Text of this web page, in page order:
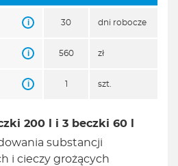
i 30 dni robocze
i 560 zł
i szt.
200 l i 3 beczki 60 l
substancji
i cieczy grożących